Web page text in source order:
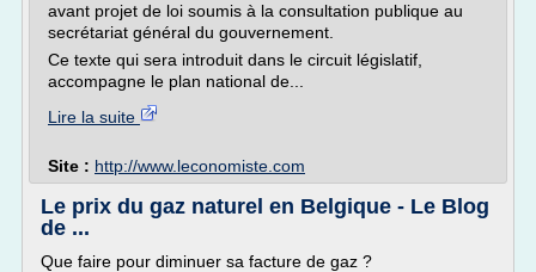
avant projet de loi soumis à la consultation publique au
secrétariat général du gouvernement.
Ce texte qui sera introduit dans le circuit législatif,
accompagne le plan national de...
Lire la suite
Site : http://www.leconomiste.com
Le prix du gaz naturel en Belgique - Le Blog
de ...
Que faire pour diminuer sa facture de gaz ?